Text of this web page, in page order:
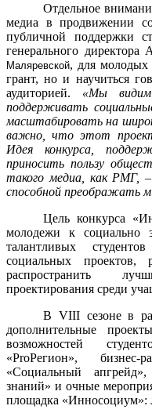
Отдельное
медиа в продвижении
публичной поддержки
генерального
Маляревской, для молодых
грант, но и научиться
аудиторией. «Мы
поддерживать
масштабировать на
важно, что этот
Идея конкурса,
приносить пользу
такого медиа, как РМГ, –
способной преображать
Цель конкурса
молодежи к социально
талантливых
социальных проектов,
распространить
проектирования среди
В VIII сезоне в
дополнительные
возможностей
«ProРегион»,
«Социальный
знаний» и очные
площадка «Инносоциум»: